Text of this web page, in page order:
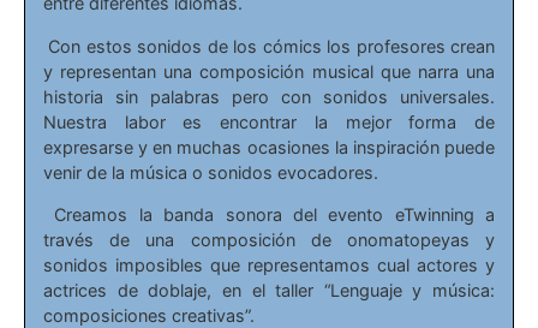
Con estos sonidos de los cómics los profesores crean
y representan una composición musical que narra una
historia sin palabras pero con sonidos universales.
Nuestra labor es encontrar la mejor forma de
expresarse y en muchas ocasiones la inspiración puede
venir de la música o sonidos evocadores.
Creamos la banda sonora del evento eTwinning a
través de una composición de onomatopeyas y
sonidos imposibles que representamos cual actores y
actrices de doblaje, en el taller “Lenguaje y música:
composiciones creativas”.